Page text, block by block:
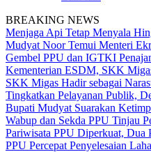
BREAKING NEWS
Menjaga Api Tetap Menyala
Mudyat Noor Temui Menteri
Gembel PPU dan IGTKI
Kementerian ESDM, SKK
SKK Migas Hadir sebagai
Tingkatkan Pelayanan Publik,
Bupati Mudyat Suarakan
Wabup dan Sekda PPU Tinjau
Pariwisata PPU Diperkuat, Dua
PPU Percepat Penyelesaian